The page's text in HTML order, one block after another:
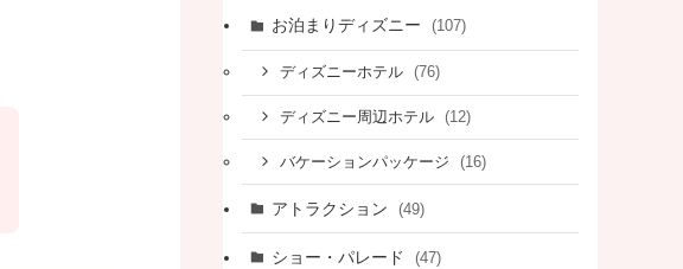
お泊まりディズニー (107)
ディズニーホテル (76)
ディズニー周辺ホテル (12)
バケーションパッケージ (16)
アトラクション (49)
ショー・パレード (47)